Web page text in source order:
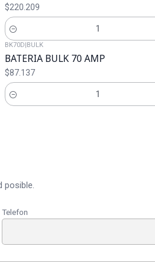
$220.209
Cantidad
BK70D BULK
BATERIA BULK 70 AMP
$87.137
Cantidad
posible.
Telefon